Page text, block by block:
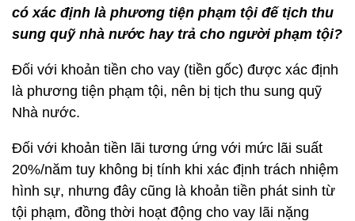
có xác định là phương tiện phạm tội đế tịch thu
sung quỹ nhà nước hay trả cho người phạm tội?
Đối với khoản tiền cho vay (tiền gốc) được xác định
là phương tiện phạm tội, nên bị tịch thu sung quỹ
Nhà nước.
Đối với khoản tiền lãi tương ứng với mức lãi suất
20%/năm tuy không bị tính khi xác định trách nhiệm
hình sự, nhưng đây cũng là khoản tiền phát sinh từ
tội phạm, đồng thời hoạt động cho vay lãi nặng